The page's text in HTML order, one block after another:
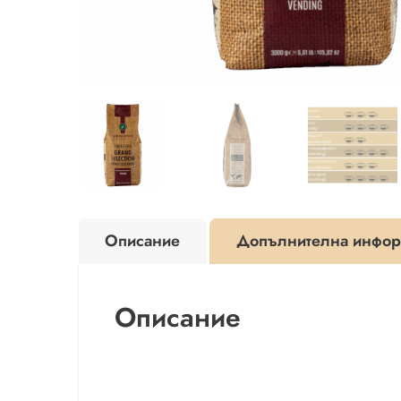
Описание Допълнителна
Описание